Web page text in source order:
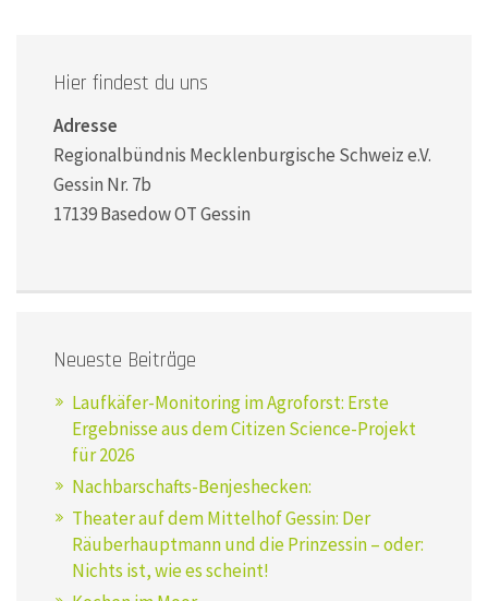
Hier findest du uns
Adresse
Regionalbündnis Mecklenburgische Schweiz e.V.
Gessin Nr. 7b
17139 Basedow OT Gessin
Neueste Beiträge
Laufkäfer-Monitoring im Agroforst: Erste
Ergebnisse aus dem Citizen Science-Projekt
für 2026
Nachbarschafts-Benjeshecken:
Theater auf dem Mittelhof Gessin: Der
Räuberhauptmann und die Prinzessin – oder:
Nichts ist, wie es scheint!